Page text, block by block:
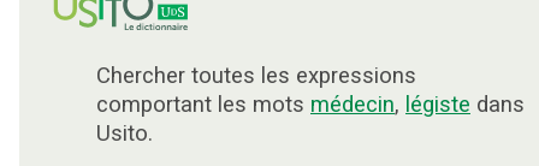
Chercher toutes les expressions
comportant les mots médecin, légiste dans
Usito.